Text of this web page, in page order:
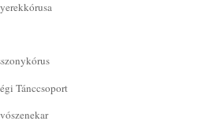
Tánccsoport